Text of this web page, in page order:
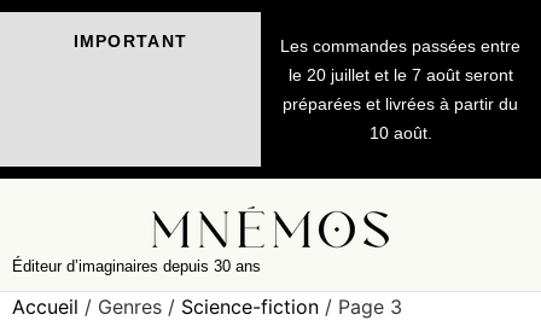
IMPORTANT
Les commandes passées entre
le 20 juillet et le 7 août seront
préparées et livrées à partir du
10 août.
Éditeur d’imaginaires depuis 30 ans
Accueil / Genres / Science-fiction / Page 3